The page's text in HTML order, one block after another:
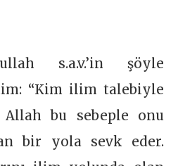
s.a.v.’in şöyle
“Kim ilim talebiyle
bu sebeple onu
bir yola sevk eder.